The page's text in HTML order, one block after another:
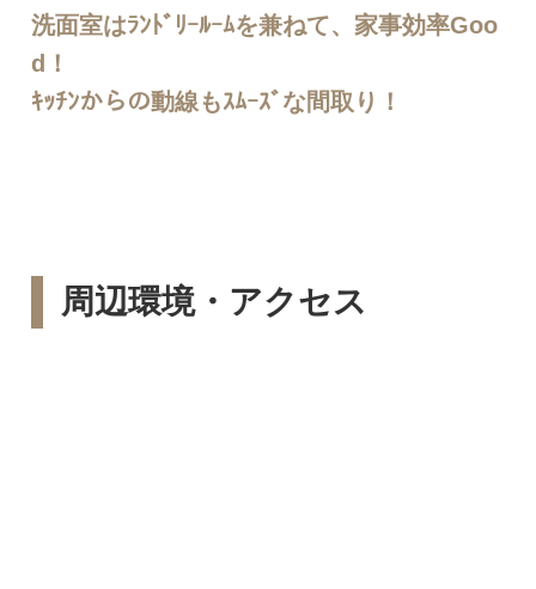
洗面室はﾗﾝﾄﾞﾘｰﾙｰﾑを兼ねて、家事効率Goo
d！
ｷｯﾁﾝからの動線もｽﾑｰｽﾞな間取り！
周辺環境・アクセス